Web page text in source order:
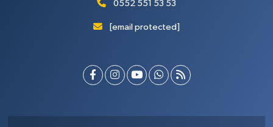
0552 551 53 53
[email protected]